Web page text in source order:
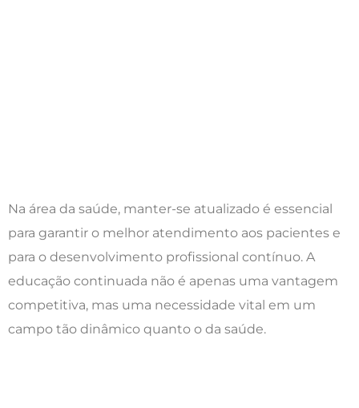
Na área da saúde, manter-se atualizado é essencial
para garantir o melhor atendimento aos pacientes e
para o desenvolvimento profissional contínuo. A
educação continuada não é apenas uma vantagem
competitiva, mas uma necessidade vital em um
campo tão dinâmico quanto o da saúde.